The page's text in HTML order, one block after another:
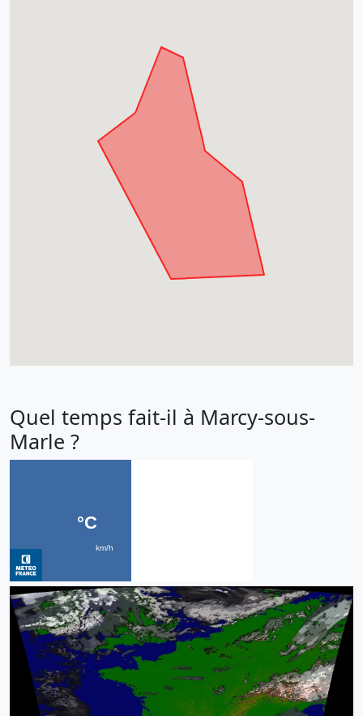
Quel temps fait-il à Marcy-sous-
Marle ?